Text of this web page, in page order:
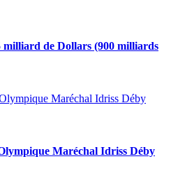
milliard de Dollars (900 milliards
Maréchal Idriss Déby